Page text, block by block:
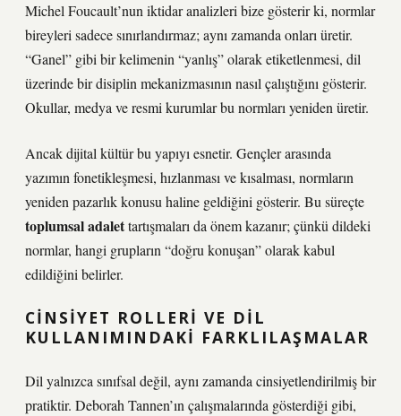
Michel Foucault’nun iktidar analizleri bize gösterir ki, normlar
bireyleri sadece sınırlandırmaz; aynı zamanda onları üretir.
“Ganel” gibi bir kelimenin “yanlış” olarak etiketlenmesi, dil
üzerinde bir disiplin mekanizmasının nasıl çalıştığını gösterir.
Okullar, medya ve resmi kurumlar bu normları yeniden üretir.
Ancak dijital kültür bu yapıyı esnetir. Gençler arasında
yazımın fonetikleşmesi, hızlanması ve kısalması, normların
yeniden pazarlık konusu haline geldiğini gösterir. Bu süreçte
toplumsal adalettartışmaları da önem kazanır; çünkü dildeki
normlar, hangi grupların “doğru konuşan” olarak kabul
edildiğini belirler.
CINSIYET ROLLERI VE DIL
KULLANIMINDAKI FARKLILAŞMALAR
Dil yalnızca sınıfsal değil, aynı zamanda cinsiyetlendirilmiş bir
pratiktir. Deborah Tannen’ın çalışmalarında gösterdiği gibi,